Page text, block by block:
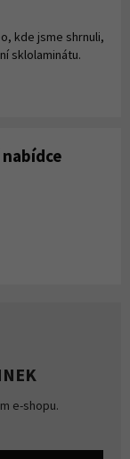
kde jsme shrnuli,
sklolaminátu.
e-shopu.